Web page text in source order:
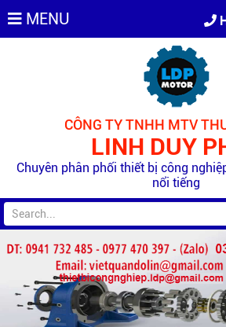
MENU
CÔNG TY TNHH MTV
LINH DUY
Chuyên phân phối thiết bị công
nổi tiếng